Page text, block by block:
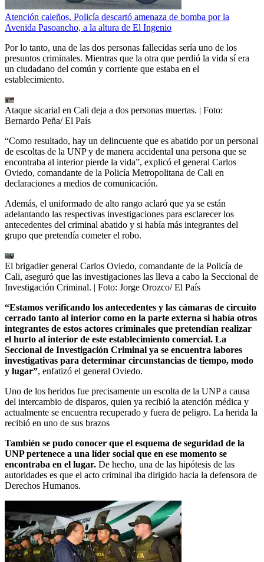
Atención caleños, Policía descartó amenaza de bomba por la
Avenida Pasoancho, a la altura de El Ingenio
Por lo tanto, una de las dos personas fallecidas sería uno de los
presuntos criminales. Mientras que la otra que perdió la vida sí era
un ciudadano del común y corriente que estaba en el
establecimiento.
Ataque sicarial en Cali deja a dos personas muertas. | Foto:
Bernardo Peña/ El País
“Como resultado, hay un delincuente que es abatido por un personal
de escoltas de la UNP y de manera accidental una persona que se
encontraba al interior pierde la vida”, explicó el general Carlos
Oviedo, comandante de la Policía Metropolitana de Cali en
declaraciones a medios de comunicación.
Además, el uniformado de alto rango aclaró que ya se están
adelantando las respectivas investigaciones para esclarecer los
antecedentes del criminal abatido y si había más integrantes del
grupo que pretendía cometer el robo.
El brigadier general Carlos Oviedo, comandante de la Policía de
Cali, aseguró que las investigaciones las lleva a cabo la Seccional de
Investigación Criminal. | Foto: Jorge Orozco/ El País
“Estamos verificando los antecedentes y las cámaras de circuito
cerrado tanto al interior como en la parte externa si había otros
integrantes de estos actores criminales que pretendían realizar
el hurto al interior de este establecimiento comercial. La
Seccional de Investigación Criminal ya se encuentra labores
investigativas para determinar circunstancias de tiempo, modo
y lugar”, enfatizó el general Oviedo.
Uno de los heridos fue precisamente un escolta de la UNP a causa
del intercambio de disparos, quien ya recibió la atención médica y
actualmente se encuentra recuperado y fuera de peligro. La herida la
recibió en uno de sus brazos
También se pudo conocer que el esquema de seguridad de la
UNP pertenece a una líder social que en ese momento se
encontraba en el lugar. De hecho, una de las hipótesis de las
autoridades es que el acto criminal iba dirigido hacia la defensora de
Derechos Humanos.